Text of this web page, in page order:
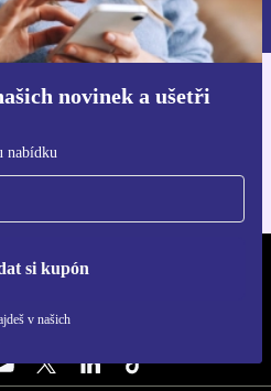
novinek a ušetři
nabídku
si kupón
v našich
údajů.
si aplikaci refurbed
- RETHINK NEW.
NÁS